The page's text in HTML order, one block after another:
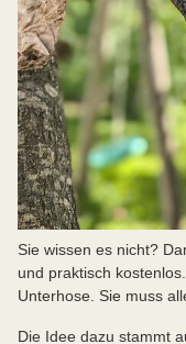
Sie wissen es nicht?
und praktisch
Unterhose. Sie muss
Die Idee dazu stammt